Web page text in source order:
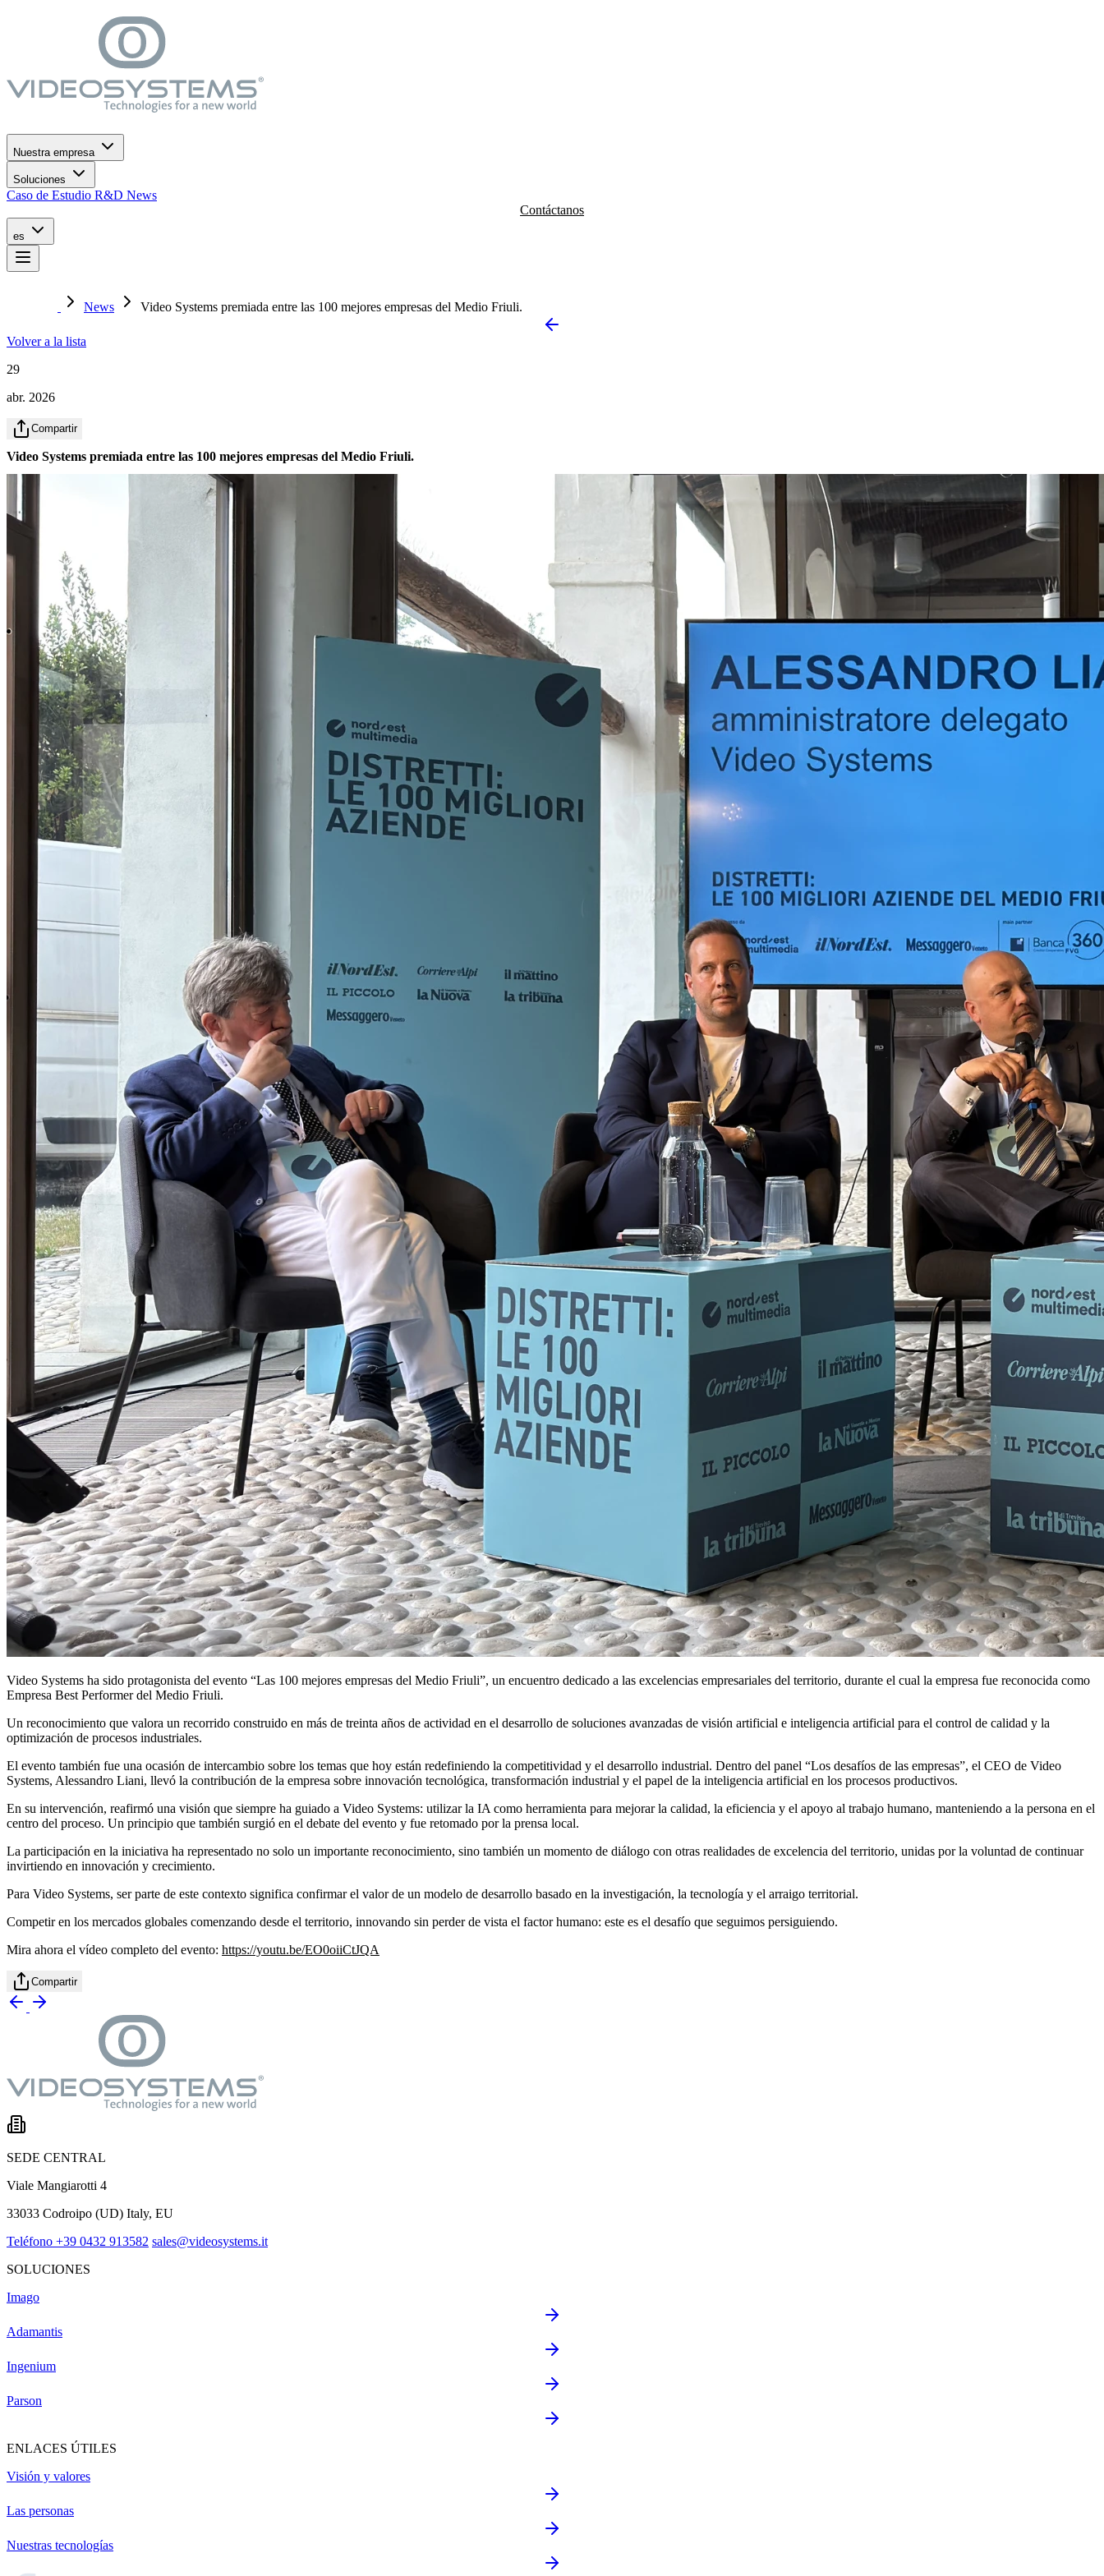
Ir al menú de navegación
Ir al contenido principal
Nuestra empresa
Soluciones
Caso de Estudio R&D News
Contáctanos
es
News Video Systems premiada entre las 100 mejores empresas del Medio Friuli.
Volver a la lista
29
abr. 2026
Compartir
Video Systems premiada entre las 100 mejores empresas del Medio Friuli.
Video Systems ha sido protagonista del evento “Las 100 mejores empresas del Medio Friuli”, un encuentro dedicado a las excelencias empresariales del territorio, durante el cual la empresa fue reconocida como
Empresa Best Performer del Medio Friuli.
Un reconocimiento que valora un recorrido construido en más de treinta años de actividad en el desarrollo de soluciones avanzadas de visión artificial e inteligencia artificial para el control de calidad y la
optimización de procesos industriales.
El evento también fue una ocasión de intercambio sobre los temas que hoy están redefiniendo la competitividad y el desarrollo industrial. Dentro del panel “Los desafíos de las empresas”, el CEO de Video
Systems, Alessandro Liani, llevó la contribución de la empresa sobre innovación tecnológica, transformación industrial y el papel de la inteligencia artificial en los procesos productivos.
En su intervención, reafirmó una visión que siempre ha guiado a Video Systems: utilizar la IA como herramienta para mejorar la calidad, la eficiencia y el apoyo al trabajo humano, manteniendo a la persona en el
centro del proceso. Un principio que también surgió en el debate del evento y fue retomado por la prensa local.
La participación en la iniciativa ha representado no solo un importante reconocimiento, sino también un momento de diálogo con otras realidades de excelencia del territorio, unidas por la voluntad de continuar
invirtiendo en innovación y crecimiento.
Para Video Systems, ser parte de este contexto significa confirmar el valor de un modelo de desarrollo basado en la investigación, la tecnología y el arraigo territorial.
Competir en los mercados globales comenzando desde el territorio, innovando sin perder de vista el factor humano: este es el desafío que seguimos persiguiendo.
Mira ahora el vídeo completo del evento: https://youtu.be/EO0oiiCtJQA
Compartir
SEDE CENTRAL
Viale Mangiarotti 4
33033 Codroipo (UD) Italy, EU
Teléfono +39 0432 913582 sales@videosystems.it
SOLUCIONES
Imago
Adamantis
Ingenium
Parson
ENLACES ÚTILES
Visión y valores
Las personas
Nuestras tecnologías